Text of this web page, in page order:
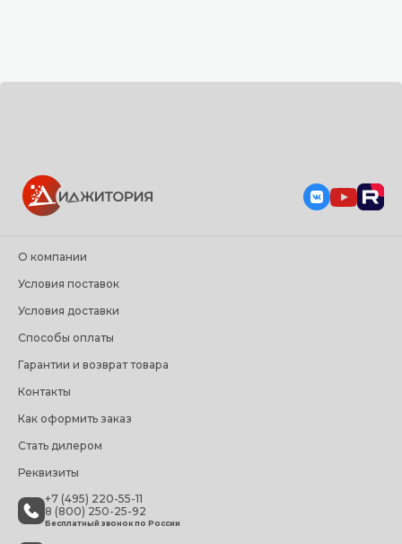
+7 (495) 220-55-11
8 (800) 250-25-92
Бесплатный звонок по России
О компании
Условия поставок
Условия доставки
Способы оплаты
Гарантии и возврат товара
Контакты
Как оформить заказ
Стать дилером
Реквизиты